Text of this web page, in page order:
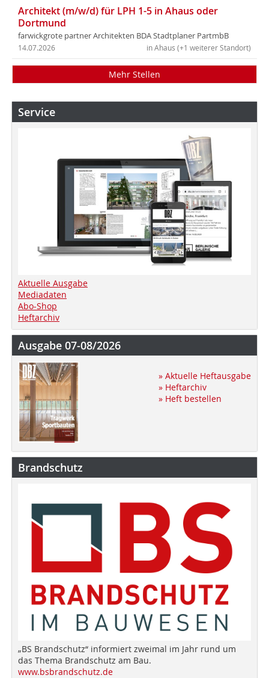
Architekt (m/w/d) für LPH 1-5 in Ahaus oder
Dortmund
farwickgrote partner Architekten BDA Stadtplaner PartmbB
in Ahaus (+1 weiterer Standort)
14.07.2026
Mehr Stellen
Service
Aktuelle Ausgabe
Mediadaten
Abo-Shop
Heftarchiv
Ausgabe 07-08/2026
» Aktuelle Heftausgabe
» Heftarchiv
» Heft bestellen
Brandschutz
„BS Brandschutz“ informiert zweimal im Jahr rund um
das Thema Brandschutz am Bau.
www.bsbrandschutz.de